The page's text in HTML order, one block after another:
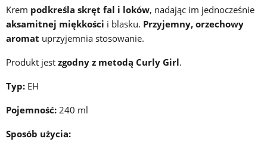
Krem podkreśla skręt fal i loków, nadając im jednocześnie
aksamitnej miękkości i blasku. Przyjemny, orzechowy
aromat uprzyjemnia stosowanie.
Produkt jest zgodny z metodą Curly Girl.
Typ: EH
Pojemność: 240 ml
Sposób użycia: